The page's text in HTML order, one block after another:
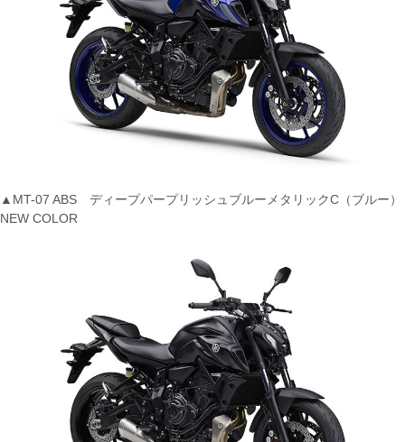
▲MT-07 ABS ディープパープリッシュブルーメタリックC（ブルー）
NEW COLOR